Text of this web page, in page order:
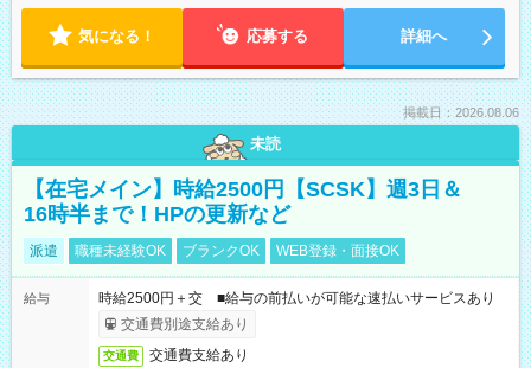
気になる！ 応募する 詳細へ
掲載日：2026.08.06
未読
【在宅メイン】時給2500円【SCSK】週3日＆
16時半まで！HPの更新など
派遣 職種未経験OK ブランクOK WEB登録・面接OK
給与
時給2500円＋交 ■給与の前払いが可能な速払いサービスあり
交通費別途支給あり
交通費 交通費支給あり